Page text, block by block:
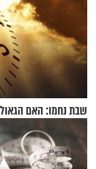
שבת נחמו: האם